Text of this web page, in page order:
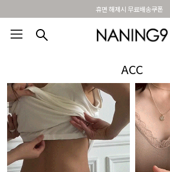
휴면 해제시 무료배송쿠폰
ACC